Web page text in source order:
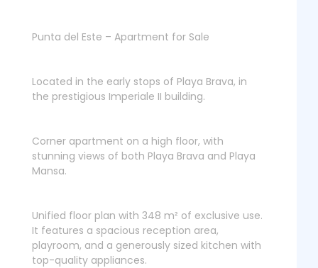
Punta del Este – Apartment for Sale
Located in the early stops of Playa Brava, in
the prestigious Imperiale II building.
Corner apartment on a high floor, with
stunning views of both Playa Brava and Playa
Mansa.
Unified floor plan with 348 m² of exclusive use.
It features a spacious reception area,
playroom, and a generously sized kitchen with
top-quality appliances.